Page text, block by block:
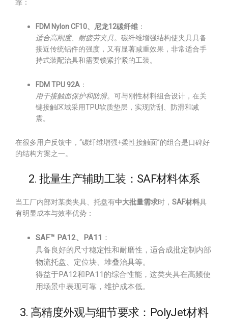
靠：
FDM Nylon CF10、尼龙12碳纤维 ：
适合高刚度、耐疲劳夹具。碳纤维增强结构使夹具具备
接近传统铝件的强度，又有显著减重效果，非常适合手
持式装配治具和需要锁紧拧紧的工装。
FDM TPU 92A ：
用于接触面保护和防滑。可与刚性材料组合设计，在关
键接触区域采用TPU软质垫层，实现防刮、防滑和减
震。
在很多用户反馈中，“碳纤维增强+柔性接触面”的组合是口碑好
的结构方案之一。
2. 批量生产辅助工装：SAF材料体系
当工厂内部对某类夹具、托盘有中大批量需求时， SAF材料具
有明显成本与效率优势：
SAF™ PA12、PA11 ：
具备良好的尺寸稳定性和耐磨性，适合成批定制内部
物流托盘、定位块、堆叠治具等。
得益于PA12和PA11的综合性能，这类夹具在高频使
用场景中表现可靠，维护成本低。
3. 高精度外观与细节要求：PolyJet材料